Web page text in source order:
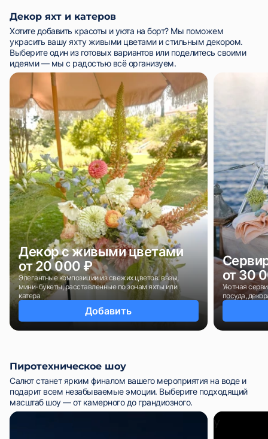
Декор яхт и катеров
Хотите добавить красоты и уюта на борт? Мы поможем
украсить вашу яхту живыми цветами и стильным декором.
Выберите один из готовых вариантов или поделитесь своими
идеями — мы с радостью всё организуем.
Декор с живыми цветами
от 20 000 ₽
Элегантные композиции из свежих цветов: вазы,
мини-букеты, расставленные по зонам яхты или
катера
Добавить
от 30
Уютная
посуда,
Пиротехническое шоу
Салют станет ярким финалом вашего мероприятия на воде и
подарит всем незабываемые эмоции. Выберите подходящий
масштаб шоу — от камерного до грандиозного.